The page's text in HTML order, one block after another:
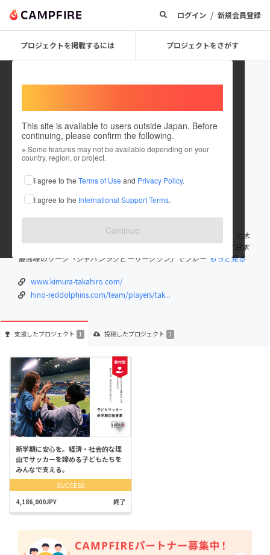
ログイン / 新規会員登録
プロジェクトを掲載するには プロジェクトをさがす
This site is available to users outside Japan. Before
continuing, please confirm the following.
※ Some features may not be available depending on your
country, region, or project.
I agree to the Terms of Use and Privacy Policy.
I agree to the International Support Terms.
Continue
SportsCares
これまでに1回支援して1件のプロジェクトを投稿しています
在住国：日本 現在地：未設定
出身国：日本 出身地：未設定
現役ラグビー選手の木村貴大（東京サントリーサンゴリアス所属）と木
村勇大（日野レッドドルフィンズ所属）です。ラグビー選手として日本
最高峰のリーグ「ジャパンラグビーリーグワン」でプレー もっと見る
www.kimura-takahiro.com/
hino-reddolphins.com/team/players/tak...
支援したプロジェクト 1 投稿したプロジェクト 1
新学期に安心を。経済・社会的な理
由でサッカーを諦める子どもたちを
みんなで支える。
SUCCESS
4,186,000JPY 終了